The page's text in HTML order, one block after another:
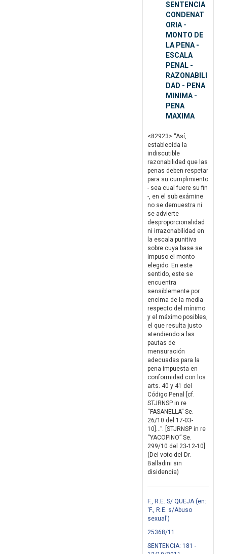
SENTENCIA
CONDENAT
ORIA -
MONTO DE
LA PENA -
ESCALA
PENAL -
RAZONABILI
DAD - PENA
MINIMA -
PENA
MAXIMA
<82923> “Así,
establecida la
indiscutible
razonabilidad que las
penas deben respetar
para su cumplimiento
- sea cual fuere su fin
-, en el sub exámine
no se demuestra ni
se advierte
desproporcionalidad
ni irrazonabilidad en
la escala punitiva
sobre cuya base se
impuso el monto
elegido. En este
sentido, este se
encuentra
sensiblemente por
encima de la media
respecto del mínimo
y el máximo posibles,
el que resulta justo
atendiendo a las
pautas de
mensuración
adecuadas para la
pena impuesta en
conformidad con los
arts. 40 y 41 del
Código Penal [cf.
STJRNSP in re
“FASANELLA” Se.
26/10 del 17-03-
10]...”. [STJRNSP in re
“YACOPINO” Se.
299/10 del 23-12-10].
(Del voto del Dr.
Balladini sin
disidencia)
F., R.E. S/ QUEJA (en:
'F., R.E. s/Abuso
sexual')
25368/11
SENTENCIA: 181 -